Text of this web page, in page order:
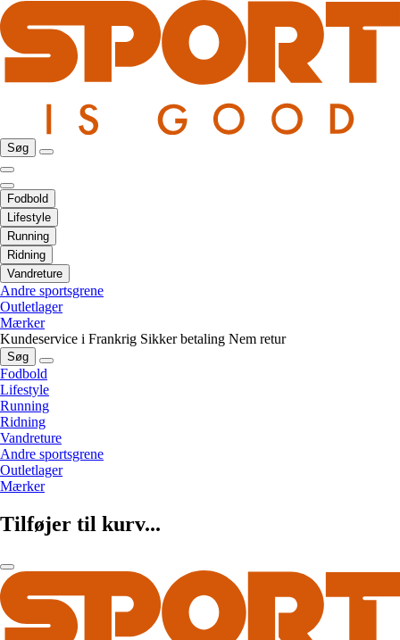
Søg
Fodbold
Lifestyle
Running
Ridning
Vandreture
Andre sportsgrene
Outletlager
Mærker
Kundeservice i Frankrig Sikker betaling Nem retur
Søg
Fodbold
Lifestyle
Running
Ridning
Vandreture
Andre sportsgrene
Outletlager
Mærker
Tilføjer til kurv...